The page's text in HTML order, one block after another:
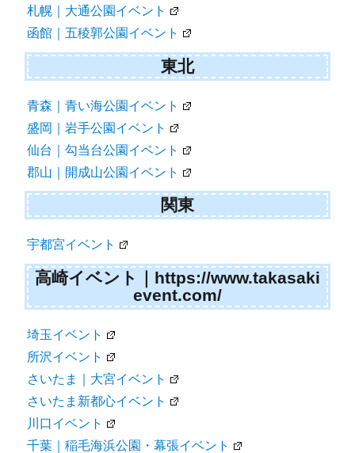
札幌｜大通公園イベント
函館｜五稜郭公園イベント
東北
青森｜青い海公園イベント
盛岡｜岩手公園イベント
仙台｜勾当台公園イベント
郡山｜開成山公園イベント
関東
宇都宮イベント
高崎イベント｜https://www.takasaki
event.com/
埼玉イベント
所沢イベント
さいたま｜大宮イベント
さいたま新都心イベント
川口イベント
千葉｜稲毛海浜公園・幕張イベント